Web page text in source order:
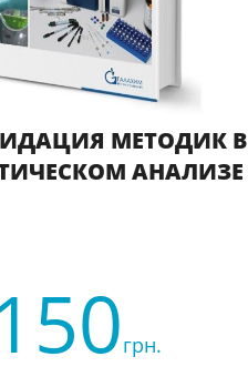
МЕТОДИК В
АНАЛИЗЕ
грн.